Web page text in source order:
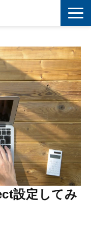
設定してみ